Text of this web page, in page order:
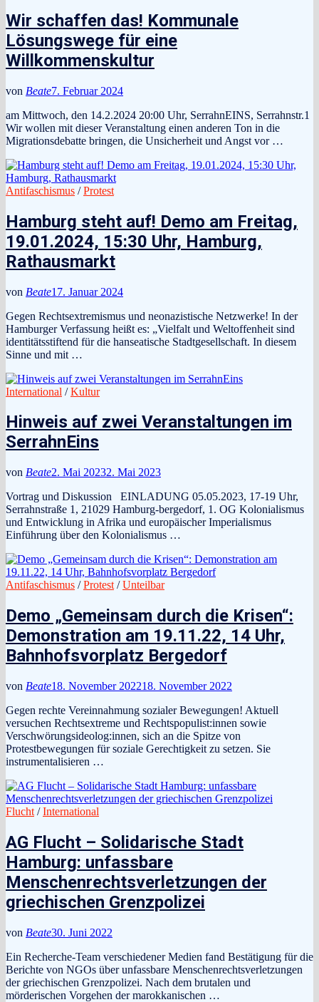
Wir schaffen das! Kommunale
Lösungswege für eine
Willkommenskultur
von Beate7. Februar 2024
am Mittwoch, den 14.2.2024 20:00 Uhr, SerrahnEINS, Serrahnstr.1
Wir wollen mit dieser Veranstaltung einen anderen Ton in die
Migrationsdebatte bringen, die Unsicherheit und Angst vor …
Antifaschismus /Protest
Hamburg steht auf! Demo am Freitag,
19.01.2024, 15:30 Uhr, Hamburg,
Rathausmarkt
von Beate17. Januar 2024
Gegen Rechtsextremismus und neonazistische Netzwerke! In der
Hamburger Verfassung heißt es: „Vielfalt und Weltoffenheit sind
identitätsstiftend für die hanseatische Stadtgesellschaft. In diesem
Sinne und mit …
International /Kultur
Hinweis auf zwei Veranstaltungen im
SerrahnEins
von Beate2. Mai 20232. Mai 2023
Vortrag und Diskussion EINLADUNG 05.05.2023, 17-19 Uhr,
Serrahnstraße 1, 21029 Hamburg-bergedorf, 1. OG Kolonialismus
und Entwicklung in Afrika und europäischer Imperialismus
Einführung über den Kolonialismus …
Antifaschismus /Protest /Unteilbar
Demo „Gemeinsam durch die Krisen“:
Demonstration am 19.11.22, 14 Uhr,
Bahnhofsvorplatz Bergedorf
von Beate18. November 202218. November 2022
Gegen rechte Vereinnahmung sozialer Bewegungen! Aktuell
versuchen Rechtsextreme und Rechtspopulist:innen sowie
Verschwörungsideolog:innen, sich an die Spitze von
Protestbewegungen für soziale Gerechtigkeit zu setzen. Sie
instrumentalisieren …
Flucht /International
AG Flucht – Solidarische Stadt
Hamburg: unfassbare
Menschenrechtsverletzungen der
griechischen Grenzpolizei
von Beate30. Juni 2022
Ein Recherche-Team verschiedener Medien fand Bestätigung für die
Berichte von NGOs über unfassbare Menschenrechtsverletzungen
der griechischen Grenzpolizei. Nach dem brutalen und
mörderischen Vorgehen der marokkanischen …